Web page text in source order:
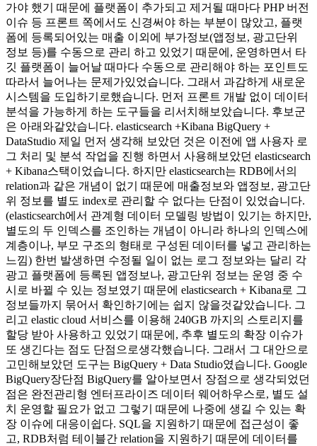
가야 했기 때문에 플랫폼이 추가되고 제거될 때마다 PHP 버전
이슈 등 프론트 쪽에서도 신경써야 하는 부분이 많았고, 플랫
폼에 등록되어있는 매출 이외에 부가정보(앱정보, 광고단위
정보 등)를 수동으로 관리 하고 있었기 때문에, 운영하면서 타
깃 플랫폼이 늘어날 때마다 수동으로 관리해야 하는 포인트도
따라서 늘어나는 문제가있었습니다. 그래서 과감하게 새로운
시스템을 도입하기로했습니다. 먼저 프론트 개발 없이 데이터
분석을 가능하게 하는 도구들을 리서치해보았습니다. 후보군
은 아래와같았습니다. elasticsearch +Kibana BigQuery +
DataStudio 제일 먼저 생각해 보았던 것은 이전에 앱 사용자 로
그 처리 및 분석 작업을 진행 하면서 사용해보았던 elasticsearch
+ Kibana스택이었습니다. 하지만 elasticsearch는 RDB에서의
relation과 같은 개념이 없기 때문에 매출정보와 앱정보, 광고단
위 정보를 별도 index로 관리할 수 없다는 단점이 있었습니다.
(elasticsearch에서 관계형 데이터 모델링 방법이 있기는 하지만,
별도의 두 인덱스를 조인하는 개념이 아니라 하나의 인덱스에
계층이나, 부모 구조의 형태로 구성된 데이터를 넣고 관리하는
느낌) 한번 발생하면 수정될 일이 없는 로그 정보와는 달리 각
광고 플랫폼에 등록된 앱정보나, 광고단위 정보는 운영 중 수
시로 바뀔 수 있는 정보였기 때문에 elasticsearch + Kibana로 그
정보들까지 묶어서 확인하기에는 쉽지 않을것같았습니다. 그
리고 elastic cloud 서비스를 이용해 240GB 까지의 스토리지를
할당 받아 사용하고 있었기 때문에, 추후 별도의 확장 이슈가
또 생긴다는 점도 단점으로생각했습니다. 그래서 그 대안으로
고민해보았던 도구는 BigQuery + Data Studio였습니다. Google
BigQuery장단점 BigQuery를 알아보면서 장점으로 생각되었던
점은 완전관리형 엔터프라이즈 데이터 웨어하우스로, 별도 설
치 운영할 필요가 없고 그렇기 때문에 나중에 생길 수 있는 확
장 이슈에 대응이쉽다. SQL을 지원하기 때문에 접근성이 좋
고, RDB처럼 테이블간 relation을 지원하기 때문에 데이터를